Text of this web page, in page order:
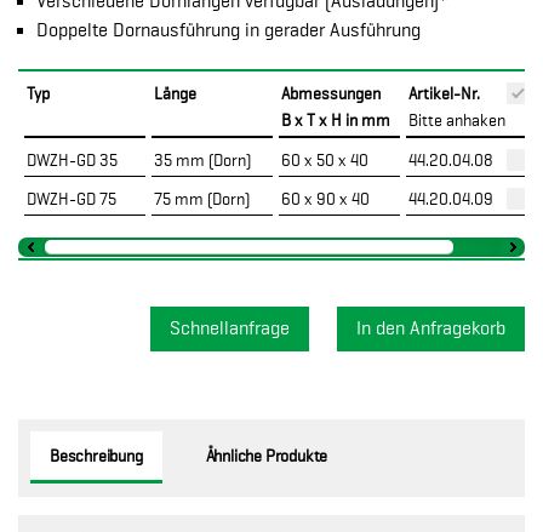
Doppelte Dornausführung in gerader Ausführung
Typ Länge
Abmessungen
B x T x H in mm
Artikel-Nr.
Bitte anhaken
DWZH-GD 35 35 mm (Dorn) 60 x 50 x 40
44.20.04.08
DWZH-GD 75
75 mm (Dorn) 60 x 90 x 40 44.20.04.09
Schnellanfrage
Beschreibung Ähnliche Produkte